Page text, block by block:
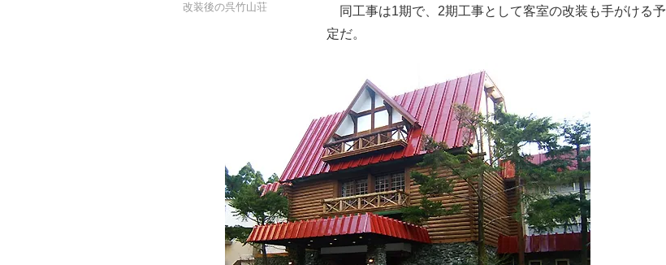
改装後の呉竹山荘
同工事は1期で、2期工事として客室の改装も手がける予
定だ。